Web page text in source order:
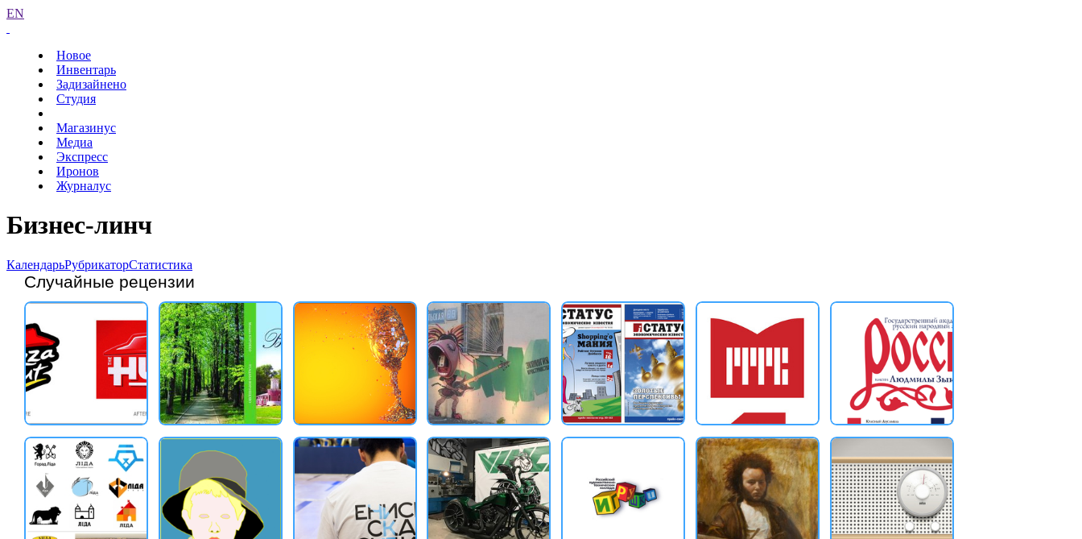
EN
Новое
Инвентарь
Задизайнено
Студия
Магазинус
Медиа
Экспресс
Иронов
Журналус
Бизнес-линч
КалендарьРубрикаторСтатистика
Случайные рецензии